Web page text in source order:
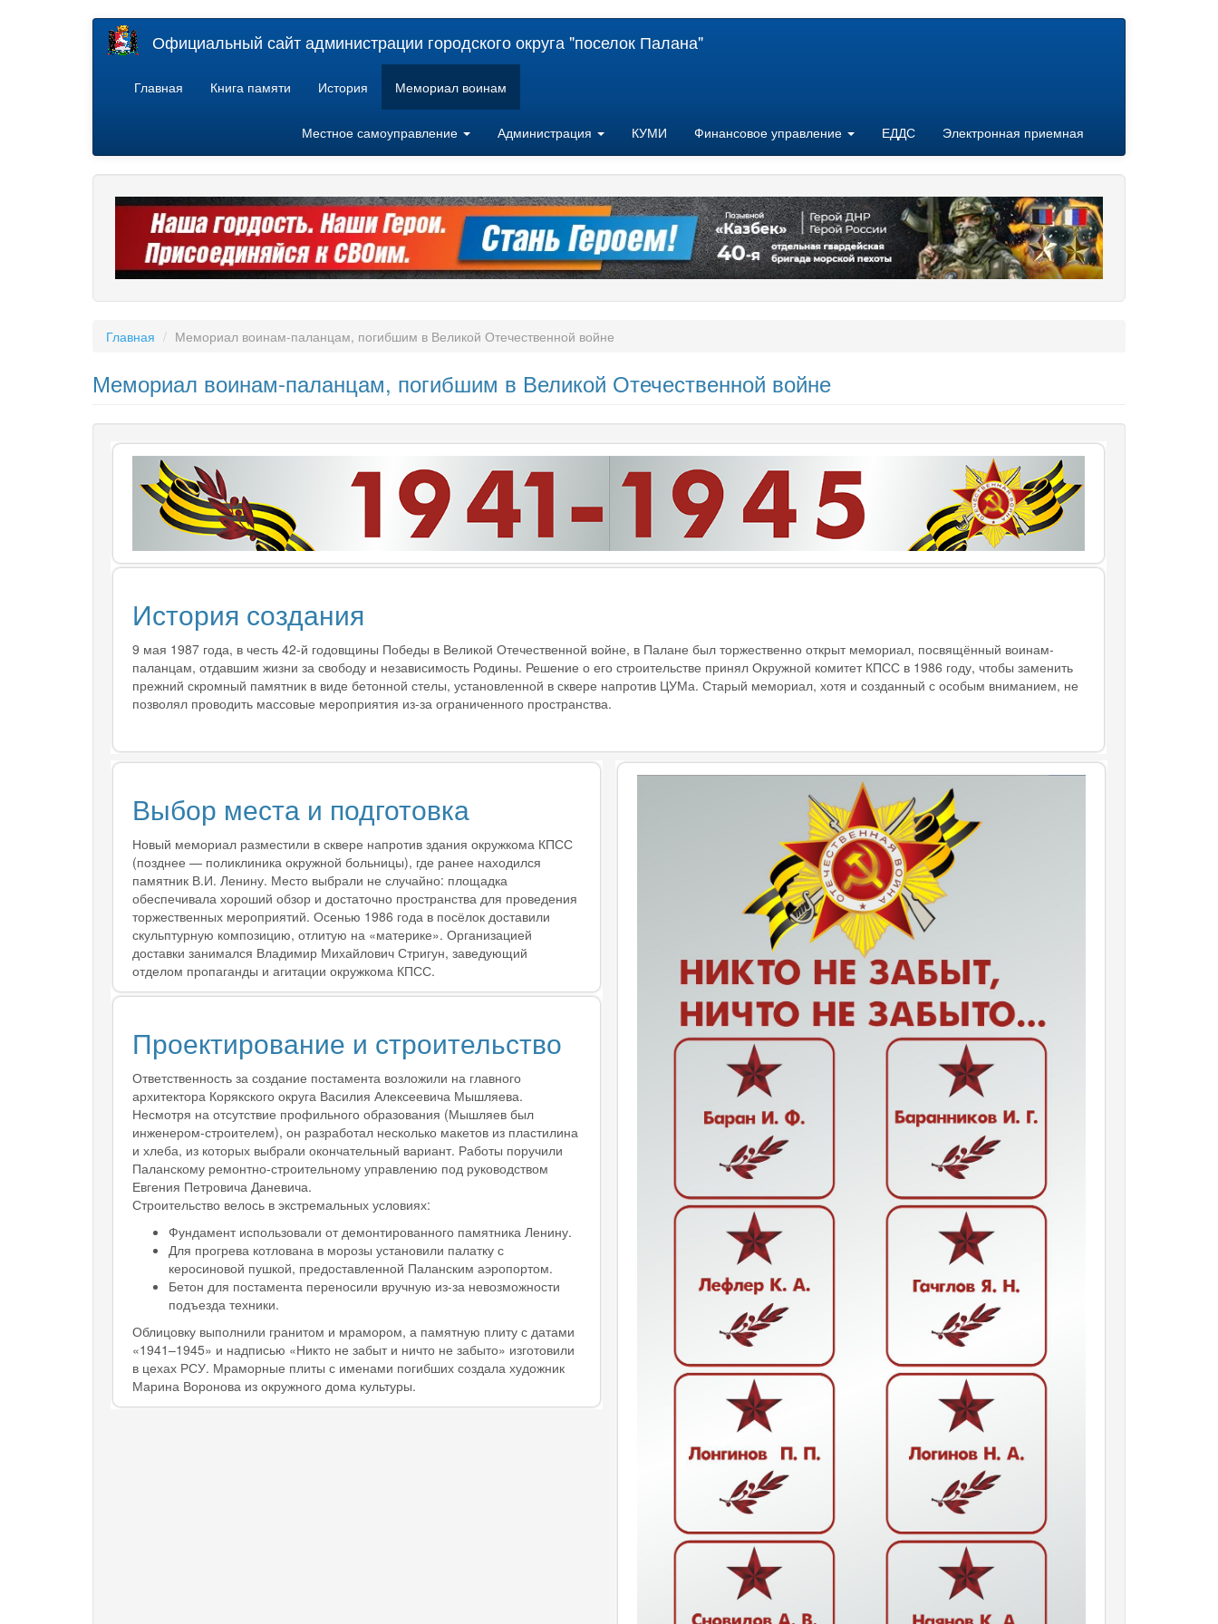
Официальный сайт администрации городского округа "поселок Палана"
Главная Книга памяти История Мемориал воинам
Местное самоуправление Администрация КУМИ Финансовое управление ЕДДС Электронная приемная
Главная Мемориал воинам-паланцам, погибшим в Великой Отечественной войне
Мемориал воинам-паланцам, погибшим в Великой Отечественной войне
История создания
9 мая 1987 года, в честь 42-й годовщины Победы в Великой Отечественной войне, в Палане был торжественно открыт мемориал, посвящённый воинам-
паланцам, отдавшим жизни за свободу и независимость Родины. Решение о его строительстве принял Окружной комитет КПСС в 1986 году, чтобы заменить
прежний скромный памятник в виде бетонной стелы, установленной в сквере напротив ЦУМа. Старый мемориал, хотя и созданный с особым вниманием, не
позволял проводить массовые мероприятия из-за ограниченного пространства.
Выбор места и подготовка
Новый мемориал разместили в сквере напротив здания окружкома КПСС
(позднее — поликлиника окружной больницы), где ранее находился
памятник В.И. Ленину. Место выбрали не случайно: площадка
обеспечивала хороший обзор и достаточно пространства для проведения
торжественных мероприятий. Осенью 1986 года в посёлок доставили
скульптурную композицию, отлитую на «материке». Организацией
доставки занимался Владимир Михайлович Стригун, заведующий
отделом пропаганды и агитации окружкома КПСС.
Проектирование и строительство
Ответственность за создание постамента возложили на главного
архитектора Корякского округа Василия Алексеевича Мышляева.
Несмотря на отсутствие профильного образования (Мышляев был
инженером-строителем), он разработал несколько макетов из пластилина
и хлеба, из которых выбрали окончательный вариант. Работы поручили
Паланскому ремонтно-строительному управлению под руководством
Евгения Петровича Даневича.
Строительство велось в экстремальных условиях:
Фундамент использовали от демонтированного памятника Ленину.
Для прогрева котлована в морозы установили палатку с
керосиновой пушкой, предоставленной Паланским аэропортом.
Бетон для постамента переносили вручную из-за невозможности
подъезда техники.
Облицовку выполнили гранитом и мрамором, а памятную плиту с датами
«1941–1945» и надписью «Никто не забыт и ничто не забыто» изготовили
в цехах РСУ. Мраморные плиты с именами погибших создала художник
Марина Воронова из окружного дома культуры.